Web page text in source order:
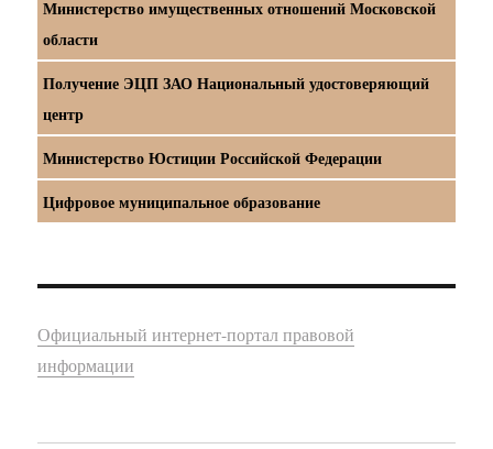
Министерство имущественных отношений Московской
области
Получение ЭЦП ЗАО Национальный удостоверяющий
центр
Министерство Юстиции Российской Федерации
Цифровое муниципальное образование
Официальный интернет-портал правовой
информации